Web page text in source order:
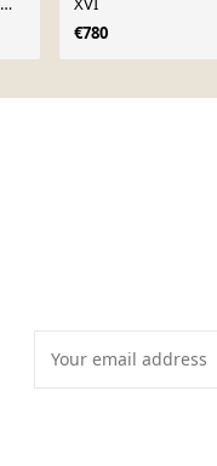
€780